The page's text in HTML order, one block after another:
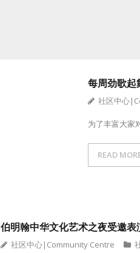
每周劲歌起
社区中心
为了丰富大家
READ
伯明翰中华文化艺术之夜受邀表
社区中心|Community Centre